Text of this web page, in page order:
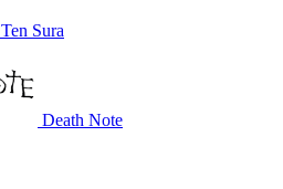
Ten Sura
Death Note